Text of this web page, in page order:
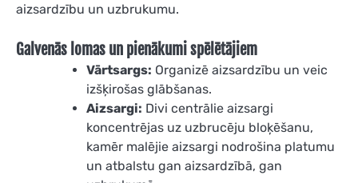
aizsardzību un uzbrukumu.
Galvenās lomas un pienākumi spēlētājiem
Vārtsargs: Organizē aizsardzību un veic
izšķirošas glābšanas.
Aizsargi: Divi centrālie aizsargi
koncentrējas uz uzbrucēju bloķēšanu,
kamēr malējie aizsargi nodrošina platumu
un atbalstu gan aizsardzībā, gan